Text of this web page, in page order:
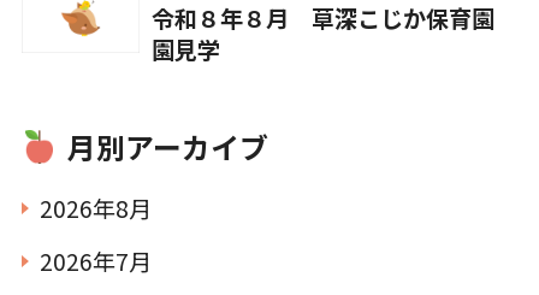
ホーム
令和８年８月 草深こじか保育園
園見学
月別アーカイブ
2026年8月
2026年7月